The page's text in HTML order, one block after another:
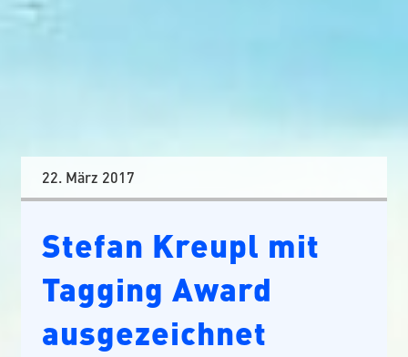
22. März 2017
Stefan Kreupl mit
Tagging Award
ausgezeichnet